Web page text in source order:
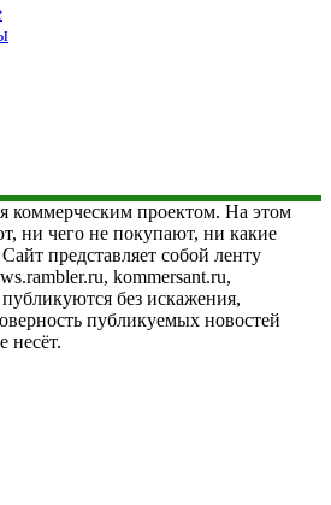
коммерческим проектом. На этом
ни чего не покупают, ни какие
представляет собой ленту
kommersant.ru,
без искажения,
публикуемых новостей
несёт.